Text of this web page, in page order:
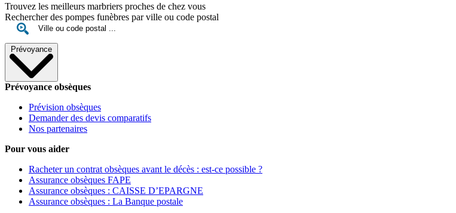
Trouvez les meilleurs marbriers proches de chez vous
Rechercher des pompes funèbres par ville ou code postal
Prévoyance
Prévoyance obsèques
Prévision obsèques
Demander des devis comparatifs
Nos partenaires
Pour vous aider
Racheter un contrat obsèques avant le décès : est-ce possible ?
Assurance obsèques FAPE
Assurance obsèques : CAISSE D’EPARGNE
Assurance obsèques : La Banque postale